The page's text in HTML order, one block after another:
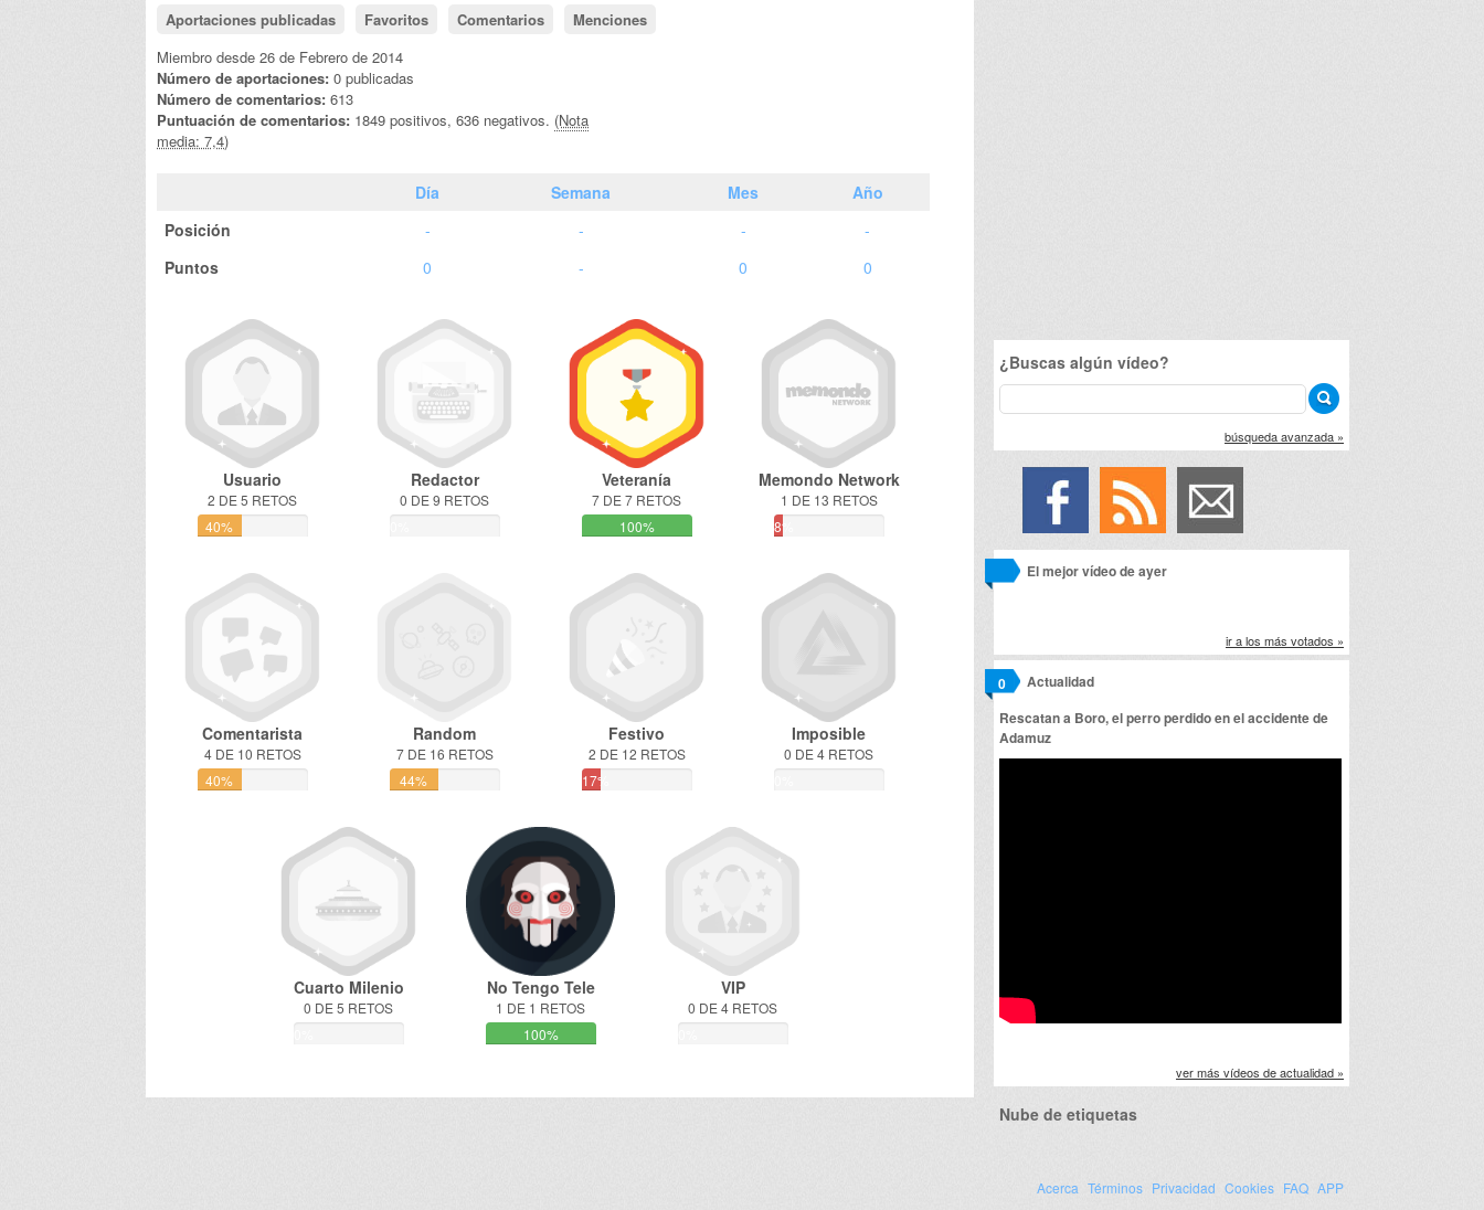
Aportaciones publicadas Favoritos Comentarios
Menciones
Miembro desde 26 de Febrero de 2014
Número de aportaciones: 0 publicadas
Número de comentarios: 613
Puntuación de comentarios: 1849 positivos, 636 negativos. (Nota
media: 7,4)
Día Semana Mes
Año
Posición
- - -
-
Puntos
0 - 0 0
Usuario
2 DE 5 RETOS
40%
Redactor
0 DE 9 RETOS
Veteranía
7 DE 7 RETOS
100%
Memondo Network
1 DE 13 RETOS
8%
Comentarista
4 DE 10 RETOS
40%
Random
7 DE 16 RETOS
44%
Festivo
2 DE 12 RETOS
17%
Imposible
0 DE 4 RETOS
Cuarto Milenio
0 DE 5 RETOS
No Tengo Tele
1 DE 1 RETOS
100%
VIP
0 DE 4 RETOS
¿Buscas algún vídeo?
búsqueda avanzada »
El mejor vídeo de ayer
ir a los más votados »
Actualidad
0
Rescatan a Boro, el perro perdido en el accidente de
Adamuz
ver más vídeos de actualidad »
Nube de etiquetas
Acerca Términos Privacidad Cookies FAQ APP